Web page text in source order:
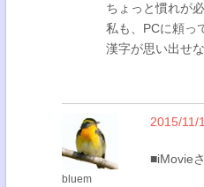
ちょっと慣れが
私も、PCに頼っ
漢字が思い出せ
bluem
2015/11/
■iMovie